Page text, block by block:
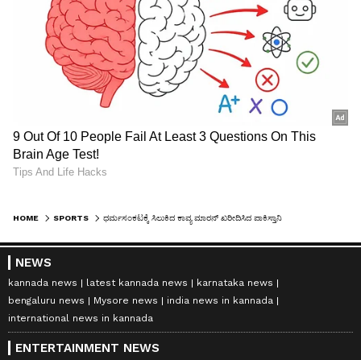
HOME SPORTS
NEWS
kannada news latest kannada news
karnataka news
bengaluru news
Mysore news
india news in kannada
international news in kannada
ENTERTAINMENT NEWS